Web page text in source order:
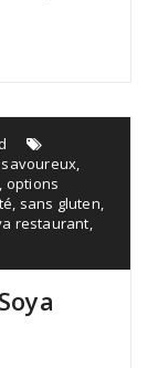
,
, options
, sans gluten,
restaurant,